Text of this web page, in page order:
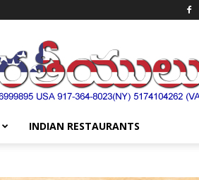
INDIAN RESTAURANTS